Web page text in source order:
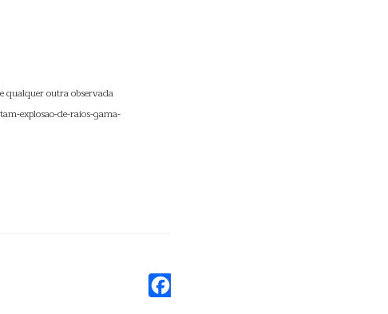
qualquer outra observada
explosao-de-raios-gama-